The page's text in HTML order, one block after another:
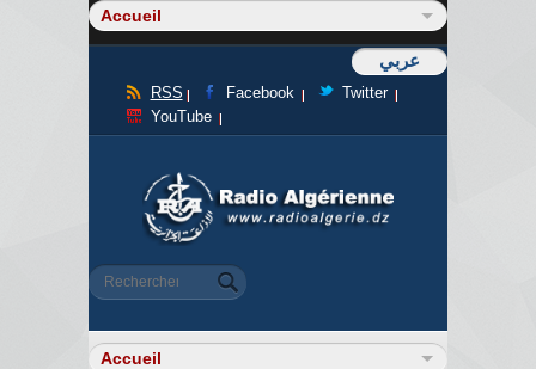
عربي
RSS Facebook
Twitter
YouTube
Formulaire de recherche
Rechercher